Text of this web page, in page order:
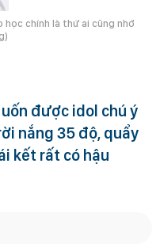
chính là thứ ai cũng nhớ
được idol chú ý
nắng 35 độ, quẩy
kết rất có hậu